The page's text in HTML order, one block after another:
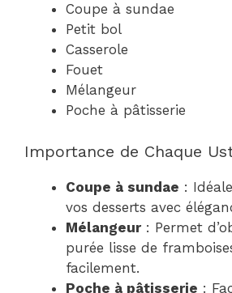
Coupe à sundae
Petit bol
Casserole
Fouet
Mélangeur
Poche à pâtisserie
Importance de Chaque
Coupe à sundae :
vos desserts avec
Mélangeur: Permet
purée lisse de
facilement.
Poche à pâtisserie :